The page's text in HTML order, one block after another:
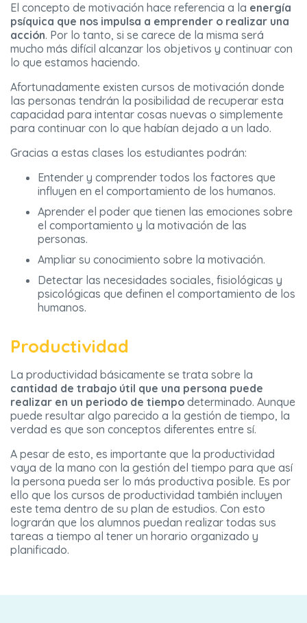
El concepto de motivación hace referencia a la energía
psíquica que nos impulsa a emprender o realizar una
acción. Por lo tanto, si se carece de la misma será
mucho más difícil alcanzar los objetivos y continuar con
lo que estamos haciendo.
Afortunadamente existen cursos de motivación donde
las personas tendrán la posibilidad de recuperar esta
capacidad para intentar cosas nuevas o simplemente
para continuar con lo que habían dejado a un lado.
Gracias a estas clases los estudiantes podrán:
Entender y comprender todos los factores que
influyen en el comportamiento de los humanos.
Aprender el poder que tienen las emociones sobre
el comportamiento y la motivación de las
personas.
Ampliar su conocimiento sobre la motivación.
Detectar las necesidades sociales, fisiológicas y
psicológicas que definen el comportamiento de los
humanos.
Productividad
La productividad básicamente se trata sobre la
cantidad de trabajo útil que una persona puede
realizar en un periodo de tiempo determinado. Aunque
puede resultar algo parecido a la gestión de tiempo, la
verdad es que son conceptos diferentes entre sí.
A pesar de esto, es importante que la productividad
vaya de la mano con la gestión del tiempo para que así
la persona pueda ser lo más productiva posible. Es por
ello que los cursos de productividad también incluyen
este tema dentro de su plan de estudios. Con esto
lograrán que los alumnos puedan realizar todas sus
tareas a tiempo al tener un horario organizado y
planificado.